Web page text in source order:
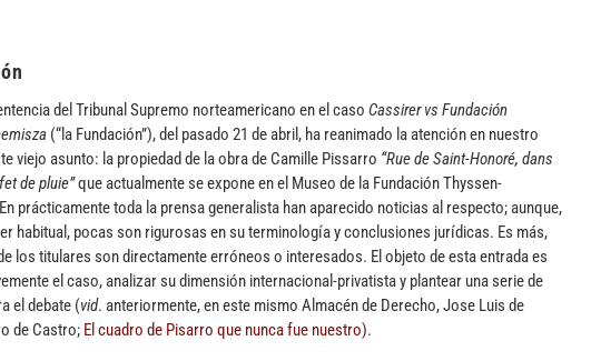
del Tribunal Supremo norteamericano en el caso Cassirer vs Fundación
(“la Fundación”), del pasado 21 de abril, ha reanimado la atención en nuestro
viejo asunto: la propiedad de la obra de Camille Pissarro “Rue de Saint-Honoré, dans
de pluie”que actualmente se expone en el Museo de la Fundación Thyssen-
prácticamente toda la prensa generalista han aparecido noticias al respecto; aunque,
habitual, pocas son rigurosas en su terminología y conclusiones jurídicas. Es más,
los titulares son directamente erróneos o interesados. El objeto de esta entrada es
el caso, analizar su dimensión internacional-privatista y plantear una serie de
el debate (vid. anteriormente, en este mismo Almacén de Derecho, Jose Luis de
de Castro; El cuadro de Pisarro que nunca fue nuestro).